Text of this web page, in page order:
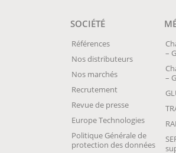
SOCIÉTÉ
Références
Nos distributeurs
Nos marchés
Recrutement
Revue de presse
Europe Technologies
Politique Générale de
protection des données
–
–